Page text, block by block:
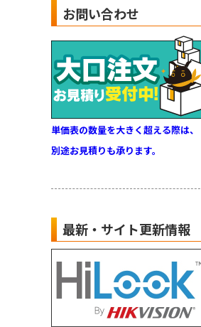
お問い合わせ
単価表の数量を大きく超える際は、
別途お見積りも承ります。
最新・サイト更新情報